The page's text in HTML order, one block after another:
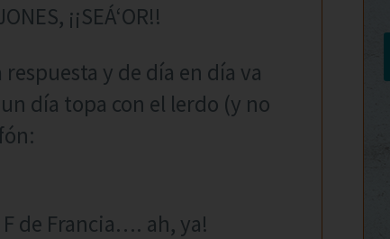
¡¡SEÁ‘OR!!
y de día en día va
día topa con el lerdo (y no
de Francia…. ah, ya!